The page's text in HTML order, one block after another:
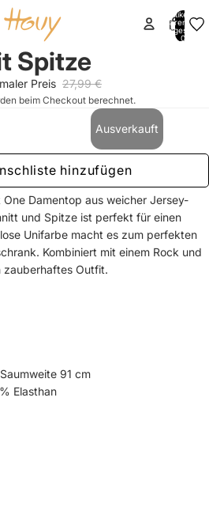
Artikel im
Warenkorb
insgesamt:
0
Spitze
Preis 27,99 €
beim Checkout berechnet.
Ausverkauft
hinzufügen
Damentop aus weicher Jersey-
und Spitze ist perfekt für einen
Unifarbe macht es zum perfekten
Kombiniert mit einem Rock und
zauberhaftes Outfit.
91 cm
Elasthan